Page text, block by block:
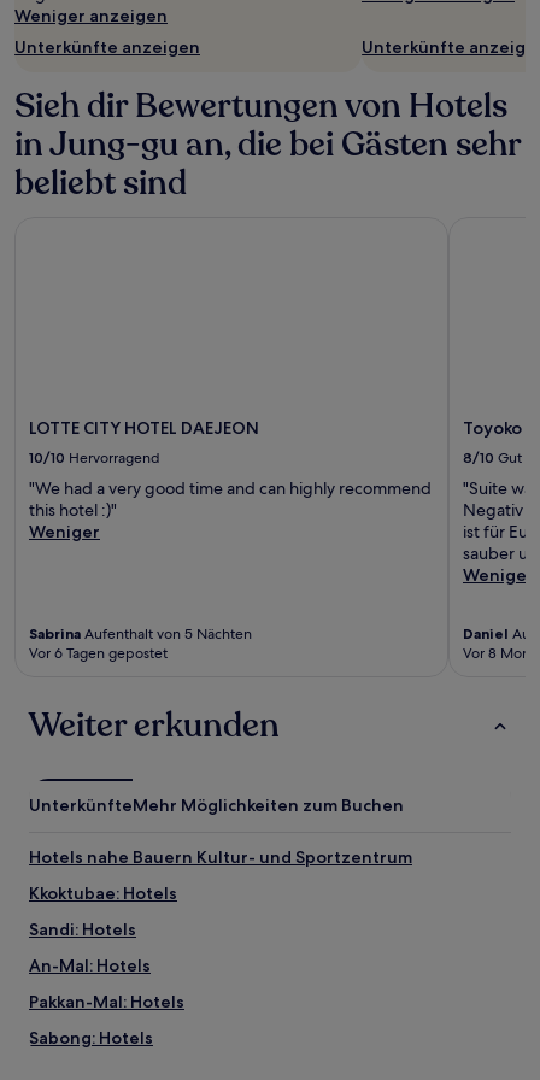
ändern.
Es
können
Bedingungen
Weniger anzeigen
Unterkünfte anzeigen
Unterkünfte
Sieh dir Bewertungen von Hotels
in Jung-gu an, die bei Gästen sehr
beliebt sind
LOTTE CITY HOTEL DAEJEON
10/10 Hervorragend
"We had a very good time and can highly recommend
this hotel :)"
Weniger
Sabrina Aufenthalt von 5 Nächten
Vor 6 Tagen gepostet
Toyoko
8/10 Gut
"Suite
Negativ
ist für
sauber
Weniger
Daniel
Vor 8
Weiter erkunden
UnterkünfteMehr Möglichkeiten zum Buchen
Hotels nahe Bauern Kultur- und Sportzentrum
Kkoktubae: Hotels
Sandi: Hotels
An-Mal: Hotels
Pakkan-Mal: Hotels
Sabong: Hotels